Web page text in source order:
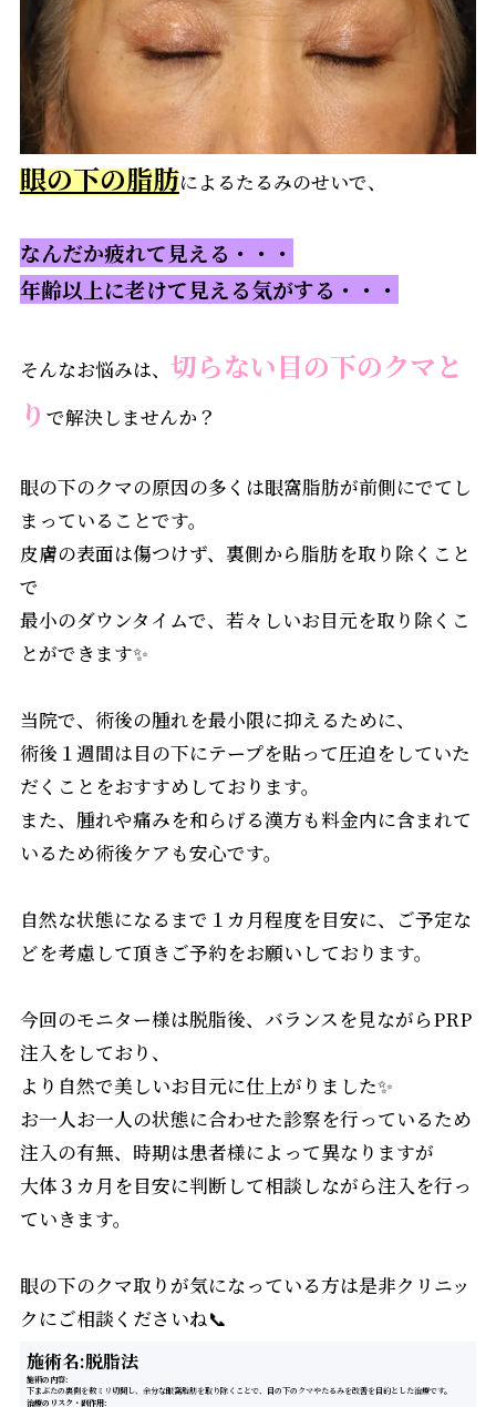
眼の下の脂肪によるたるみのせいで、
なんだか疲れて見える・・・
年齢以上に老けて見える気がする・・・
そんなお悩みは、 切らない目の下のクマと
り で解決しませんか？
眼の下のクマの原因の多くは眼窩脂肪が前側にでてし
まっていることです。
皮膚の表面は傷つけず、裏側から脂肪を取り除くこと
で
最小のダウンタイムで、若々しいお目元を取り除くこ
とができます✨
当院で、術後の腫れを最小限に抑えるために、
術後１週間は目の下にテープを貼って圧迫をしていた
だくことをおすすめしております。
また、腫れや痛みを和らげる漢方も料金内に含まれて
いるため術後ケアも安心です。
自然な状態になるまで１カ月程度を目安に、ご予定な
どを考慮して頂きご予約をお願いしております。
今回のモニター様は脱脂後、バランスを見ながらPRP
注入をしており、
より自然で美しいお目元に仕上がりました✨
お一人お一人の状態に合わせた診察を行っているため
注入の有無、時期は患者様によって異なりますが
大体３カ月を目安に判断して相談しながら注入を行っ
ていきます。
眼の下のクマ取りが気になっている方は是非クリニッ
クにご相談くださいね📞
施術名:脱脂法
施術の内容
下まぶたの裏側を数ミリ切開し、余分な眼窩脂肪を取り除くことで、目の下のクマやたるみを改善を目的とした治療です。
治療のリスク・副作用